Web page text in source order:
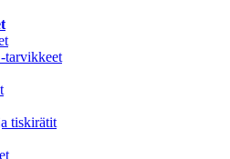
tarvikkeet
tiskirätit